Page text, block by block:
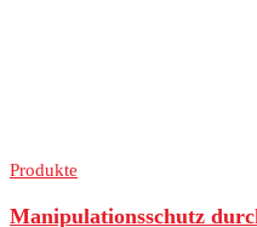
Produkte
Manipulationsschutz